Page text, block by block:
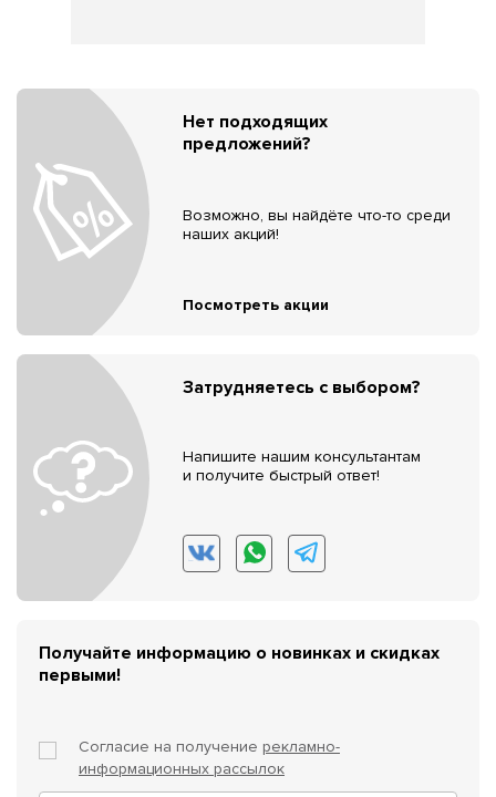
Нет подходящих
предложений?
Возможно, вы найдёте что-то среди
наших акций!
Посмотреть акции
Затрудняетесь с выбором?
Напишите нашим консультантам
и получите быстрый ответ!
Получайте информацию о новинках и скидках
первыми!
Согласие на получение рекламно-
информационных рассылок